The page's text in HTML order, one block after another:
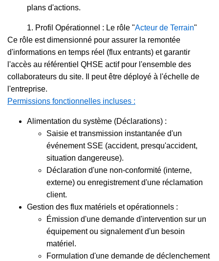
plans d'actions.
1. Profil Opérationnel : Le rôle "Acteur de Terrain"
Ce rôle est dimensionné pour assurer la remontée
d'informations en temps réel (flux entrants) et garantir
l'accès au référentiel QHSE actif pour l'ensemble des
collaborateurs du site. Il peut être déployé à l'échelle de
l'entreprise.
Permissions fonctionnelles incluses :
Alimentation du système (Déclarations) :
Saisie et transmission instantanée d'un
événement SSE (accident, presqu'accident,
situation dangereuse).
Déclaration d'une non-conformité (interne,
externe) ou enregistrement d'une réclamation
client.
Gestion des flux matériels et opérationnels :
Émission d'une demande d'intervention sur un
équipement ou signalement d'un besoin
matériel.
Formulation d'une demande de déclenchement